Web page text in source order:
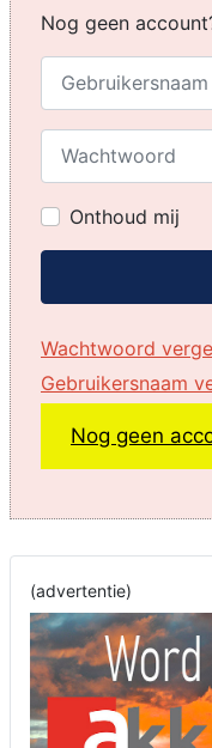
Nog geen
Onthoud mij
Wachtwoord
Gebruikersnaam
Nog geen
(advertentie)